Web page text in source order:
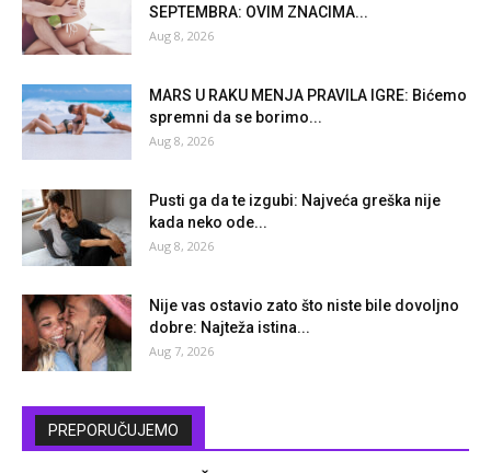
SEPTEMBRA: OVIM ZNACIMA...
Aug 8, 2026
MARS U RAKU MENJA PRAVILA IGRE: Bićemo
spremni da se borimo...
Aug 8, 2026
Pusti ga da te izgubi: Najveća greška nije
kada neko ode...
Aug 8, 2026
Nije vas ostavio zato što niste bile dovoljno
dobre: Najteža istina...
Aug 7, 2026
PREPORUČUJEMO